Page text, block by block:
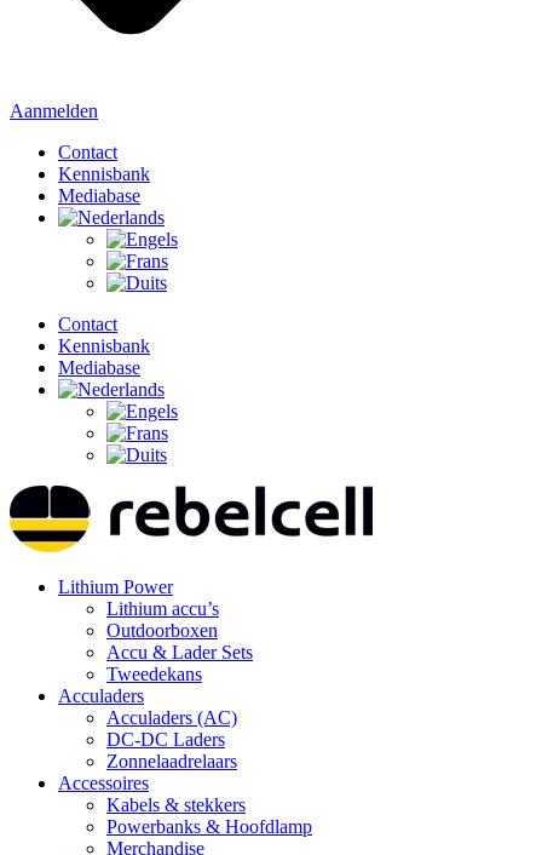
Aanmelden
Contact
Kennisbank
Mediabase
Contact
Kennisbank
Mediabase
Lithium Power
Lithium accu’s
Outdoorboxen
Accu & Lader Sets
Tweedekans
Acculaders
Acculaders (AC)
DC-DC Laders
Zonnelaadrelaars
Accessoires
Kabels & stekkers
Powerbanks & Hoofdlamp
Merchandise